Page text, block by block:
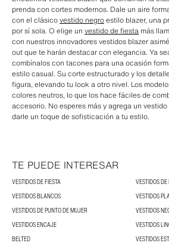
prenda con cortes modernos. Dale un aire
con el clásicovestido negroestilo blazer, una
por sí sola. O elige un vestido de fiesta más
con nuestros innovadores vestidos blazer
out que te harán destacar con elegancia. Ya
combínalos con tacones para una ocasión
estilo casual. Su corte estructurado y los
figura, elevando tu look a otro nivel. Los
colores neutros, lo que los hace fáciles de
accesorio. No esperes más y agrega un
darle un toque de sofisticación a tu estilo.
TE PUEDE INTERESAR
VESTIDOS DE FIESTA
VESTIDOS
VESTIDOS BLANCOS
VESTIDOS
VESTIDOS DE PUNTO DE MUJER
VESTIDOS
VESTIDOS ENCAJE
VESTIDOS
BELTED
VESTIDOS